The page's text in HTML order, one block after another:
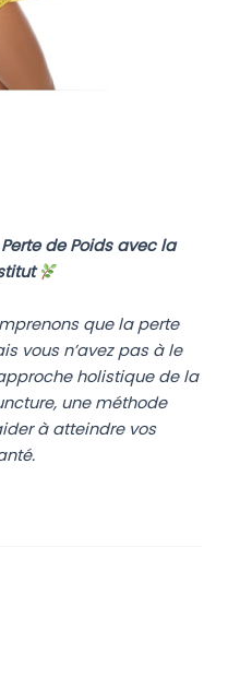
de Poids avec la
que la perte
vous n’avez pas à le
holistique de la
une méthode
à atteindre vos